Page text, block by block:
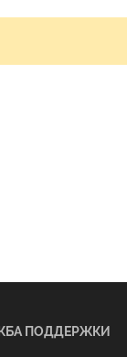
ПОДДЕРЖКИ